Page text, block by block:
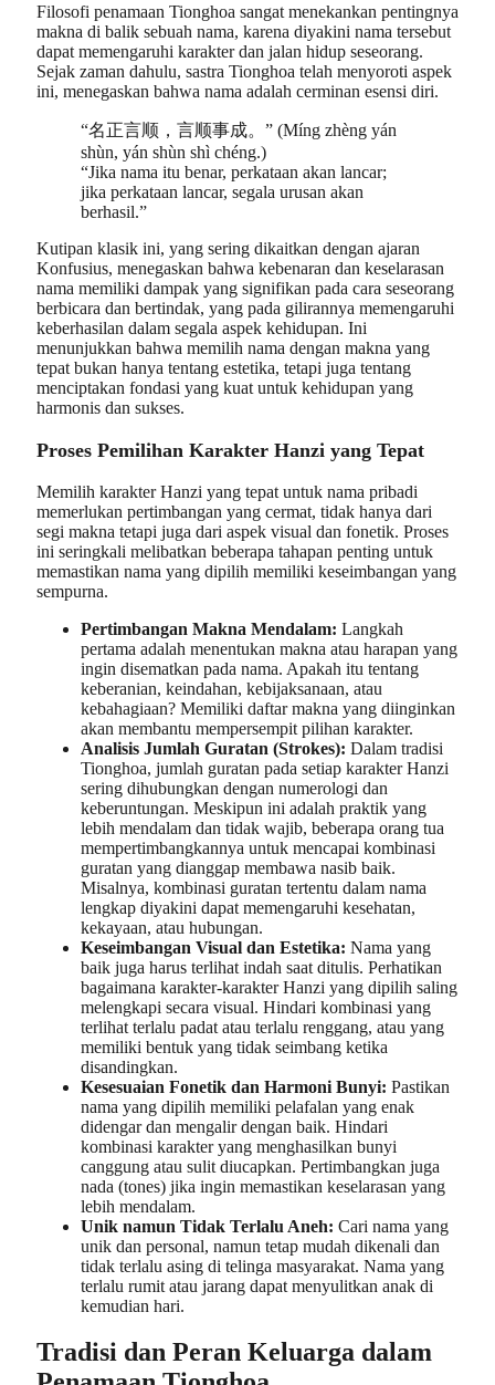
Filosofi penamaan Tionghoa sangat menekankan pentingnya
makna di balik sebuah nama, karena diyakini nama tersebut
dapat memengaruhi karakter dan jalan hidup seseorang.
Sejak zaman dahulu, sastra Tionghoa telah menyoroti aspek
ini, menegaskan bahwa nama adalah cerminan esensi diri.
“名正言顺，言顺事成。” (Míng zhèng yán
shùn, yán shùn shì chéng.)
“Jika nama itu benar, perkataan akan lancar;
jika perkataan lancar, segala urusan akan
berhasil.”
Kutipan klasik ini, yang sering dikaitkan dengan ajaran
Konfusius, menegaskan bahwa kebenaran dan keselarasan
nama memiliki dampak yang signifikan pada cara seseorang
berbicara dan bertindak, yang pada gilirannya memengaruhi
keberhasilan dalam segala aspek kehidupan. Ini
menunjukkan bahwa memilih nama dengan makna yang
tepat bukan hanya tentang estetika, tetapi juga tentang
menciptakan fondasi yang kuat untuk kehidupan yang
harmonis dan sukses.
Proses Pemilihan Karakter Hanzi yang Tepat
Memilih karakter Hanzi yang tepat untuk nama pribadi
memerlukan pertimbangan yang cermat, tidak hanya dari
segi makna tetapi juga dari aspek visual dan fonetik. Proses
ini seringkali melibatkan beberapa tahapan penting untuk
memastikan nama yang dipilih memiliki keseimbangan yang
sempurna.
Pertimbangan Makna Mendalam: Langkah
pertama adalah menentukan makna atau harapan yang
ingin disematkan pada nama. Apakah itu tentang
keberanian, keindahan, kebijaksanaan, atau
kebahagiaan? Memiliki daftar makna yang diinginkan
akan membantu mempersempit pilihan karakter.
Analisis Jumlah Guratan (Strokes): Dalam tradisi
Tionghoa, jumlah guratan pada setiap karakter Hanzi
sering dihubungkan dengan numerologi dan
keberuntungan. Meskipun ini adalah praktik yang
lebih mendalam dan tidak wajib, beberapa orang tua
mempertimbangkannya untuk mencapai kombinasi
guratan yang dianggap membawa nasib baik.
Misalnya, kombinasi guratan tertentu dalam nama
lengkap diyakini dapat memengaruhi kesehatan,
kekayaan, atau hubungan.
Keseimbangan Visual dan Estetika: Nama yang
baik juga harus terlihat indah saat ditulis. Perhatikan
bagaimana karakter-karakter Hanzi yang dipilih saling
melengkapi secara visual. Hindari kombinasi yang
terlihat terlalu padat atau terlalu renggang, atau yang
memiliki bentuk yang tidak seimbang ketika
disandingkan.
Kesesuaian Fonetik dan Harmoni Bunyi: Pastikan
nama yang dipilih memiliki pelafalan yang enak
didengar dan mengalir dengan baik. Hindari
kombinasi karakter yang menghasilkan bunyi
canggung atau sulit diucapkan. Pertimbangkan juga
nada (tones) jika ingin memastikan keselarasan yang
lebih mendalam.
Unik namun Tidak Terlalu Aneh: Cari nama yang
unik dan personal, namun tetap mudah dikenali dan
tidak terlalu asing di telinga masyarakat. Nama yang
terlalu rumit atau jarang dapat menyulitkan anak di
kemudian hari.
Tradisi dan Peran Keluarga dalam